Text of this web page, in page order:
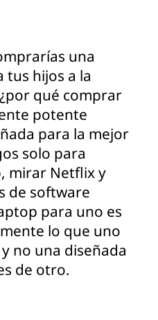
una
tus hijos a la
qué comprar
potente
para la mejor
solo para
mirar Netflix y
de software
para uno es
lo que uno
no una diseñada
de otro.